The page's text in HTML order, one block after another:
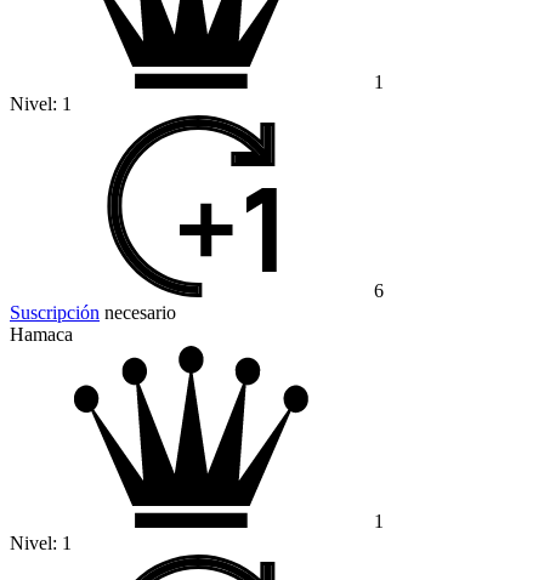
1
Nivel: 1
6
Suscripción necesario
Hamaca
1
Nivel: 1